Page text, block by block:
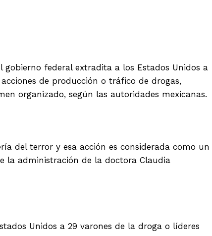
gobierno federal extradita a los Estados Unidos a
de producción o tráfico de drogas,
organizado, según las autoridades mexicanas.
del terror y esa acción es considerada como un
la administración de la doctora Claudia
Unidos a 29 varones de la droga o líderes